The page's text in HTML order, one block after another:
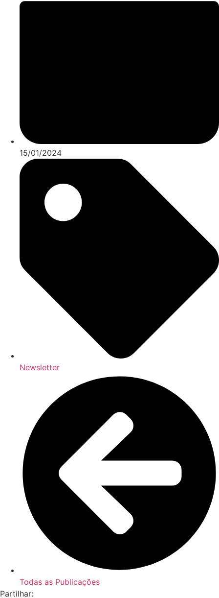
15/01/2024
Newsletter
Todas as Publicações
Partilhar: